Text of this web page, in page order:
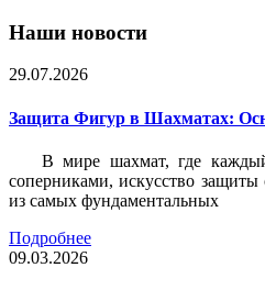
Наши новости
29.07.2026
Защита Фигур в Шахматах:
В мире шахмат, где
соперниками, искусство
из самых фундаментальных
Подробнее
09.03.2026